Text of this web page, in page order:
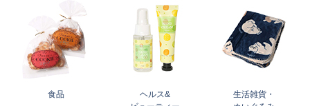
食品
ヘルス&
生活雑貨・